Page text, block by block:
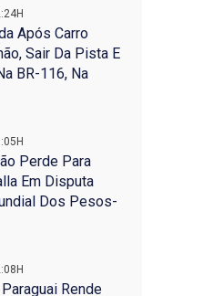
Após Carro
Sair Da Pista E
BR-116, Na
Perde Para
Em Disputa
Dos Pesos-
Rende